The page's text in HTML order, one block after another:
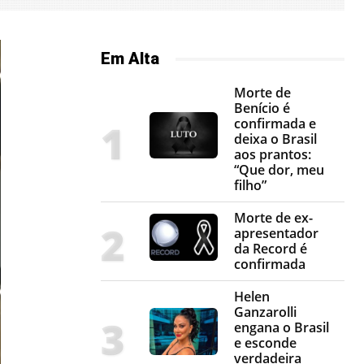
Em Alta
Morte de
Benício é
confirmada e
deixa o Brasil
aos prantos:
“Que dor, meu
filho”
Morte de ex-
apresentador
da Record é
confirmada
Helen
Ganzarolli
engana o Brasil
e esconde
verdadeira